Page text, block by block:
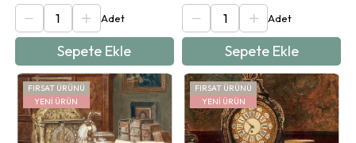
Sepete Ekle Sepete Ekle
YENI ÜRÜN
FIRSAT ÜRÜNÜ
YENI ÜRÜN
FIRSAT ÜRÜNÜ